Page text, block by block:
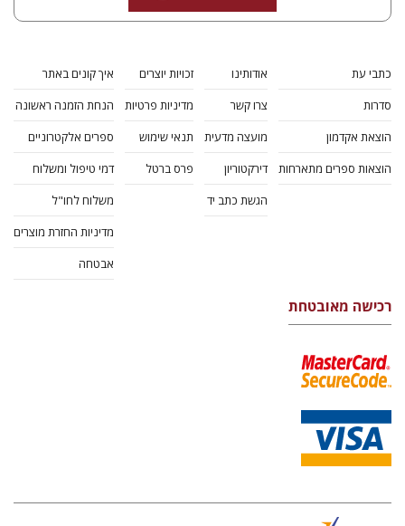
כתבי עת
סדרות
הוצאת אקדמון
הוצאות ספרים מתארחות
אודותינו
צרו קשר
מועצה מדעית
דירקטוריון
הגשת כתב יד
זכויות יוצרים
מדיניות פרטיות
תנאי שימוש
פרס ברטל
איך קונים באתר
הנחת הזמנה ראשונה
ספרים אלקטרוניים
דמי טיפול ומשלוח
משלוח לחו"ל
מדיניות החזרת מוצרים
אבטחה
רכישה מאובטחת